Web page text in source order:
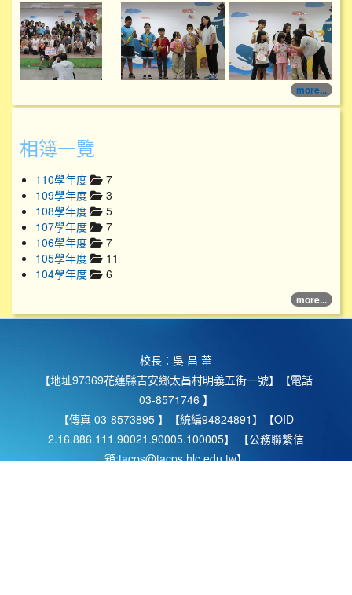
114學年度升旗頒獎 114學年度升旗頒獎
more...
相簿一覽
110學年度
7
109學年度
3
108學年度
5
107學年度
7
106學年度
7
105學年度
11
104學年度
6
more...
校長：吳 昌 葦
【地址97369花蓮縣吉安鄉太昌村明義五街一號】【電話
03-8571746 】
【傳真 03-8573895 】【統編94824891】【OID
2.16.886.111.90021.90005.100005】 【公務聯繫信
箱:tacps@tacps.hlc.edu.tw】